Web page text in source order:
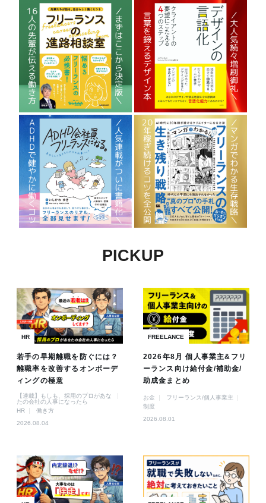
PICKUP
HR
若手の早期離職を防ぐには？
離職率を改善するオンボーデ
ィングの極意
【連載】もしも、採用のプロがあな
たの会社の人事になったら
HR
働き方
2026.08.04
FREELANCE
2026年8月 個人事業主&フリ
ーランス向け給付金/補助金/
助成金まとめ
お金
フリーランス/個人事業主
制度
2026.08.01